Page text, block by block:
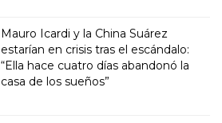
Mauro Icardi y la China Suárez
estarían en crisis tras el escándalo:
“Ella hace cuatro días abandonó la
casa de los sueños”